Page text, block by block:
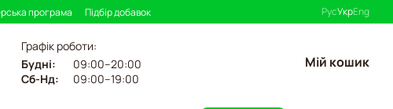
програма Підбір добавок РусУкрEng
Графік роботи:
Будні:
09:00–20:00
Сб-Нд:
09:00–19:00
Мій кошик